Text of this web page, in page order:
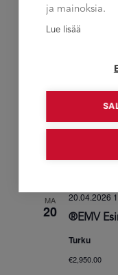
helmikuu 2026
03.02.2026
MA
20 ®EMV
20.04.2026
Turku
€2,950.00
ja mainoksia.
Lue lisää